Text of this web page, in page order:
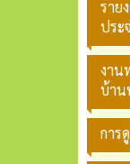
ราย
ประ
งาน
บ้าน
การ